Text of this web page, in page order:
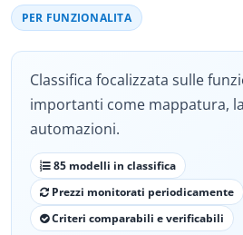
PER FUNZIONALITA
Classifica focalizzata sulle
importanti come mappatura,
automazioni.
85 modelli in classifica
Prezzi monitorati periodicamente
Criteri comparabili e verificabili